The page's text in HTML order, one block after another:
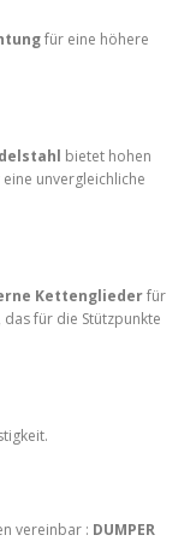
für eine höhere
bietet hohen
unvergleichliche
Kettengliederfür
für die Stützpunkte
vereinbar : DUMPER